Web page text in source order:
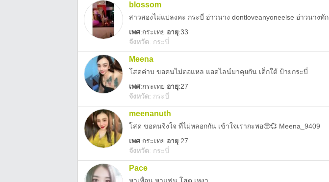
blossom
สาวสองไม่แปลงคะ กระบี่ อ่าวนาง dontloveanyoneelse อ่าวนางทัก
เพศ:กระเทย อายุ:33
จังหวัด: กระบี่
Meena
โสดค่าบ ขอคนไม่ตอแหล แอดไลน์มาคุยกัน เด็กใต้ ป้ายกระบี่
เพศ:กระเทย อายุ:27
จังหวัด: กระบี่
meenanuth
โสด ขอคนจิงใจ ที่ไม่หลอกกัน เข้าใจเรากะพอ🥺💞 Meena_9409
เพศ:กระเทย อายุ:27
จังหวัด: กระบี่
Pace